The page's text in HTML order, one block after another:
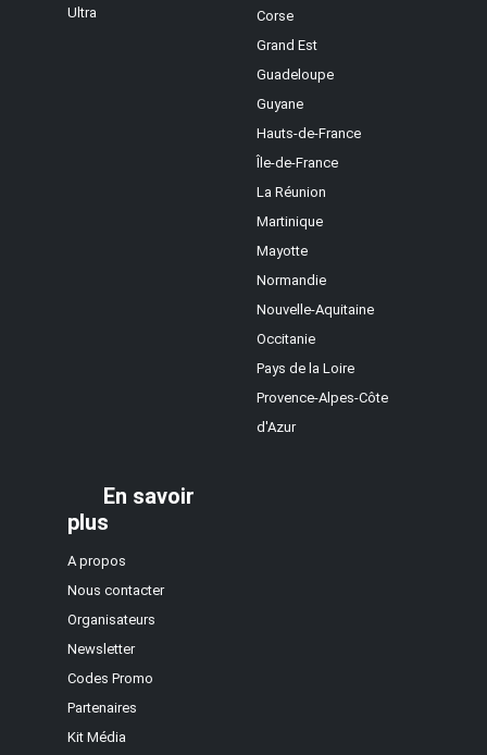
Ultra
Corse
Grand Est
Guadeloupe
Guyane
Hauts-de-France
Île-de-France
La Réunion
Martinique
Mayotte
Normandie
Nouvelle-Aquitaine
Occitanie
Pays de la Loire
Provence-Alpes-Côte
d'Azur
En savoir
plus
A propos
Nous contacter
Organisateurs
Newsletter
Codes Promo
Partenaires
Kit Média